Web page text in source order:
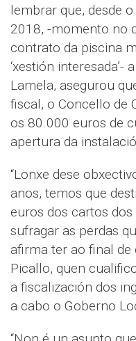
lembrar que, desde
2018, -momento no
contrato da piscina
‘xestión interesada’-
Lamela, asegurou
fiscal, o Concello de
os 80.000 euros de
apertura da
“Lonxe dese
anos, temos que
euros dos cartos
sufragar as perdas
afirma ter ao final de
Picallo, quen
a fiscalización dos
a cabo o Goberno